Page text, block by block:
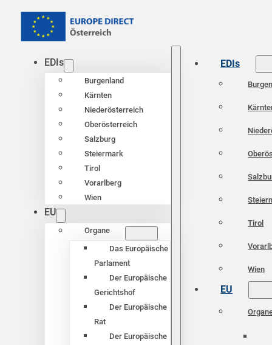
EDIs
Burgenland
Kärnten
Niederösterreich
Oberösterreich
Salzburg
Steiermark
Tirol
Vorarlberg
Wien
EU
Organe
Das Europäische
Parlament
Der Europäische
Gerichtshof
Der Europäische
Rat
Der Europäische
EDIs
Tirol
Wien
EU